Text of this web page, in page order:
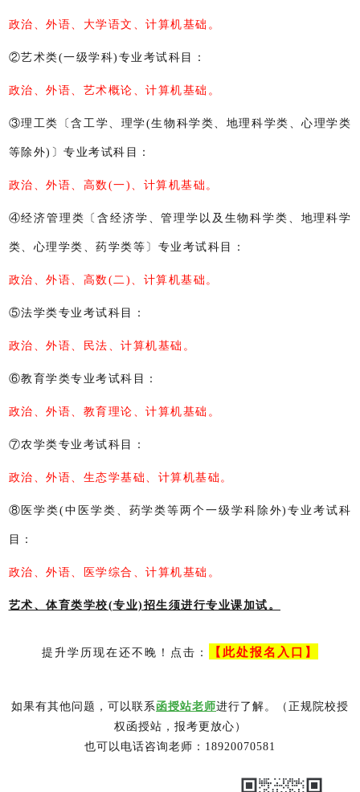
政治、外语、大学语文、计算机基础。
②艺术类(一级学科)专业考试科目：
政治、外语、艺术概论、计算机基础。
③理工类〔含工学、理学(生物科学类、地理科学类、心理学类
等除外)〕专业考试科目：
政治、外语、高数(一)、计算机基础。
④经济管理类〔含经济学、管理学以及生物科学类、地理科学
类、心理学类、药学类等〕专业考试科目：
政治、外语、高数(二)、计算机基础。
⑤法学类专业考试科目：
政治、外语、民法、计算机基础。
⑥教育学类专业考试科目：
政治、外语、教育理论、计算机基础。
⑦农学类专业考试科目：
政治、外语、生态学基础、计算机基础。
⑧医学类(中医学类、药学类等两个一级学科除外)专业考试科
目：
政治、外语、医学综合、计算机基础。
艺术、体育类学校(专业)招生须进行专业课加试。
提升学历现在还不晚！点击： 【此处报名入口】
如果有其他问题，可以联系 函授站老师进行了解。（正规院校授
权函授站，报考更放心）
也可以电话咨询老师：18920070581